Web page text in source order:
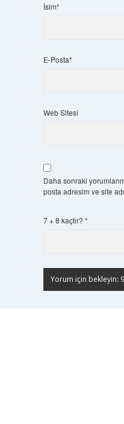
İsim*
E-Posta*
Web Sitesi
Daha sonraki
posta adresim ve site
7 + 8 kaçtır? *